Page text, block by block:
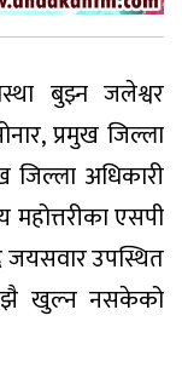
बुझ्न जलेश्वर
प्रमुख जिल्ला
जिल्ला अधिकारी
महोत्तरीका एसपी
उपस्थित
खुल्न नसकेको